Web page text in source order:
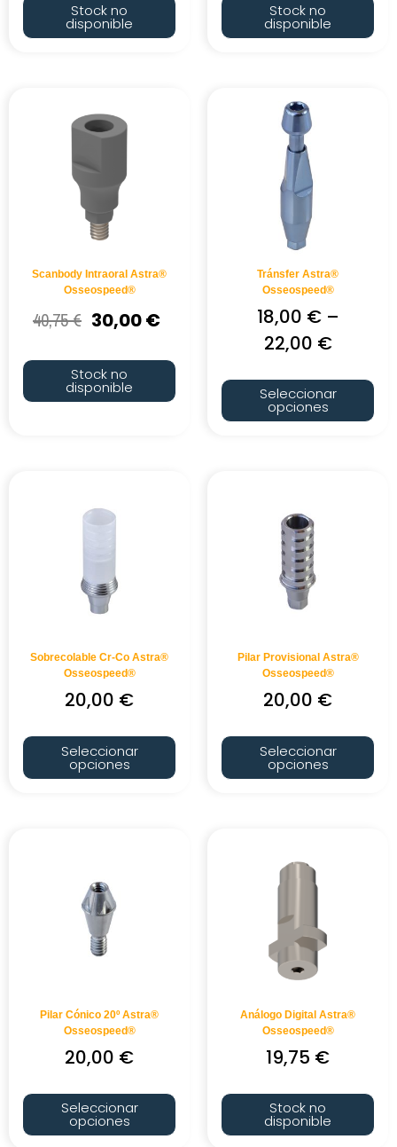
Stock no
disponible
Stock no
disponible
Scanbody Intraoral Astra®
Osseospeed®
40,75€ 30,00€
Stock no
disponible
Tránsfer Astra®
Osseospeed®
18,00 €–
22,00 €
Seleccionar
opciones
Sobrecolable Cr-Co Astra®
Osseospeed®
20,00 €
Seleccionar
opciones
Pilar Provisional Astra®
Osseospeed®
20,00 €
Seleccionar
opciones
Pilar Cónico 20º Astra®
Osseospeed®
20,00 €
Seleccionar
opciones
Análogo Digital Astra®
Osseospeed®
19,75 €
Stock no
disponible